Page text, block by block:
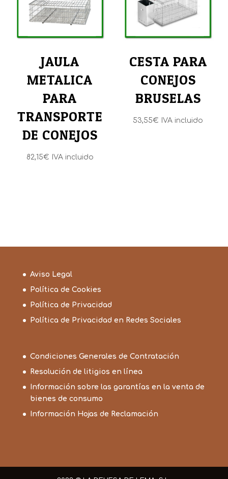
207,05€
JAULA
METALICA
PARA
TRANSPORTE
DE CONEJOS
82,15€ IVA incluido
CESTA PARA
CONEJOS
BRUSELAS
53,55€ IVA incluido
Aviso Legal
Política de Cookies
Política de Privacidad
Política de Privacidad en Redes Sociales
Condiciones Generales de Contratación
Resolución de litigios en línea
Información sobre las garantías en la venta de
bienes de consumo
Información Hojas de Reclamación